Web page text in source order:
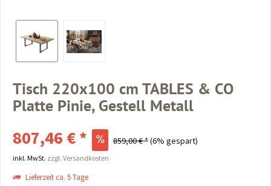
Tisch 220x100 cm TABLES & CO
Platte Pinie, Gestell Metall
807,46 € * 859,00 € *(6% gespart)
inkl. MwSt. zzgl. Versandkosten
Lieferzeit ca. 5 Tage